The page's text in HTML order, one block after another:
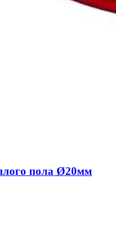
пола Ø20мм